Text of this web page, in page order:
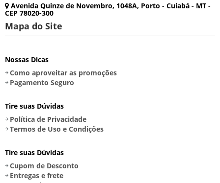
Avenida Quinze de Novembro, 1048A, Porto - Cuiabá - MT -
CEP 78020-300
Mapa do Site
Nossas Dicas
Como aproveitar as promoções
Pagamento Seguro
Tire suas Dúvidas
Política de Privacidade
Termos de Uso e Condições
Tire suas Dúvidas
Cupom de Desconto
Entregas e frete